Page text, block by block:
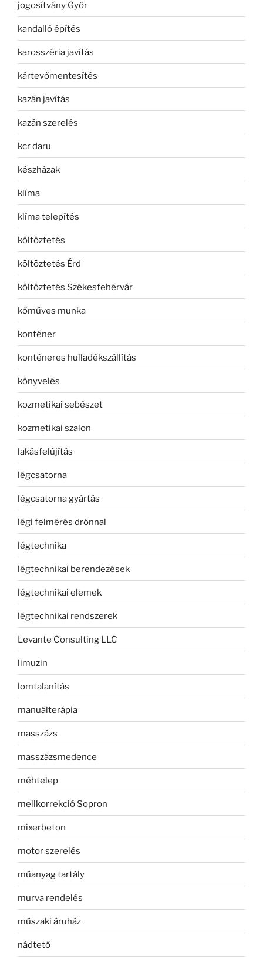
jogosítvány Győr
kandalló építés
karosszéria javítás
kártevőmentesítés
kazán javítás
kazán szerelés
kcr daru
készházak
klíma
klíma telepítés
költöztetés
költöztetés Érd
költöztetés Székesfehérvár
kőműves munka
konténer
konténeres hulladékszállítás
könyvelés
kozmetikai sebészet
kozmetikai szalon
lakásfelújítás
légcsatorna
légcsatorna gyártás
légi felmérés drónnal
légtechnika
légtechnikai berendezések
légtechnikai elemek
légtechnikai rendszerek
Levante Consulting LLC
limuzin
lomtalanítás
manuálterápia
masszázs
masszázsmedence
méhtelep
mellkorrekció Sopron
mixerbeton
motor szerelés
műanyag tartály
murva rendelés
műszaki áruház
nádtető